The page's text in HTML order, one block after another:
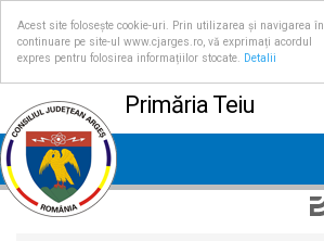
Acest site folosește cookie-uri. Prin utilizarea și navigarea în
continuare pe site-ul www.cjarges.ro, vă exprimați acordul
expres pentru folosirea informațiilor stocate.
Detalii
Primăria Teiu